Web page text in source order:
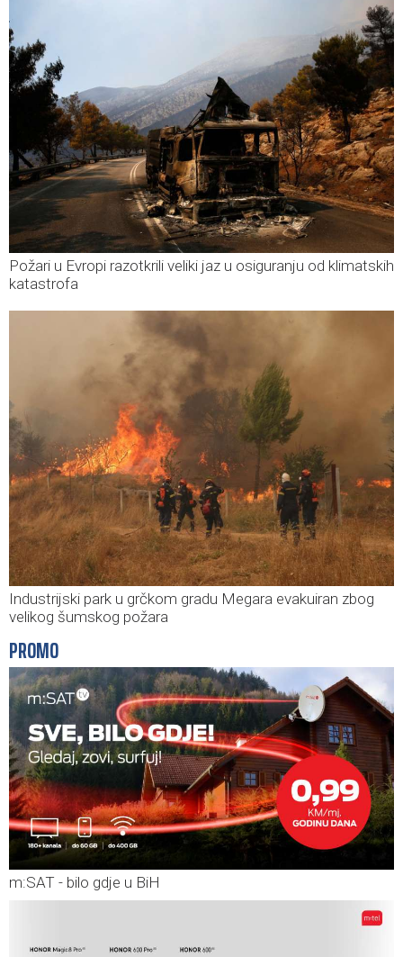
Požari u Evropi razotkrili veliki jaz u osiguranju od klimatskih
katastrofa
Industrijski park u grčkom gradu Megara evakuiran zbog
velikog šumskog požara
PROMO
m:SAT - bilo gdje u BiH